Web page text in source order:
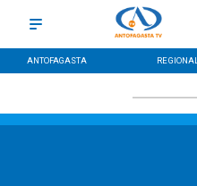
ANTOFAGASTA REGIONAL